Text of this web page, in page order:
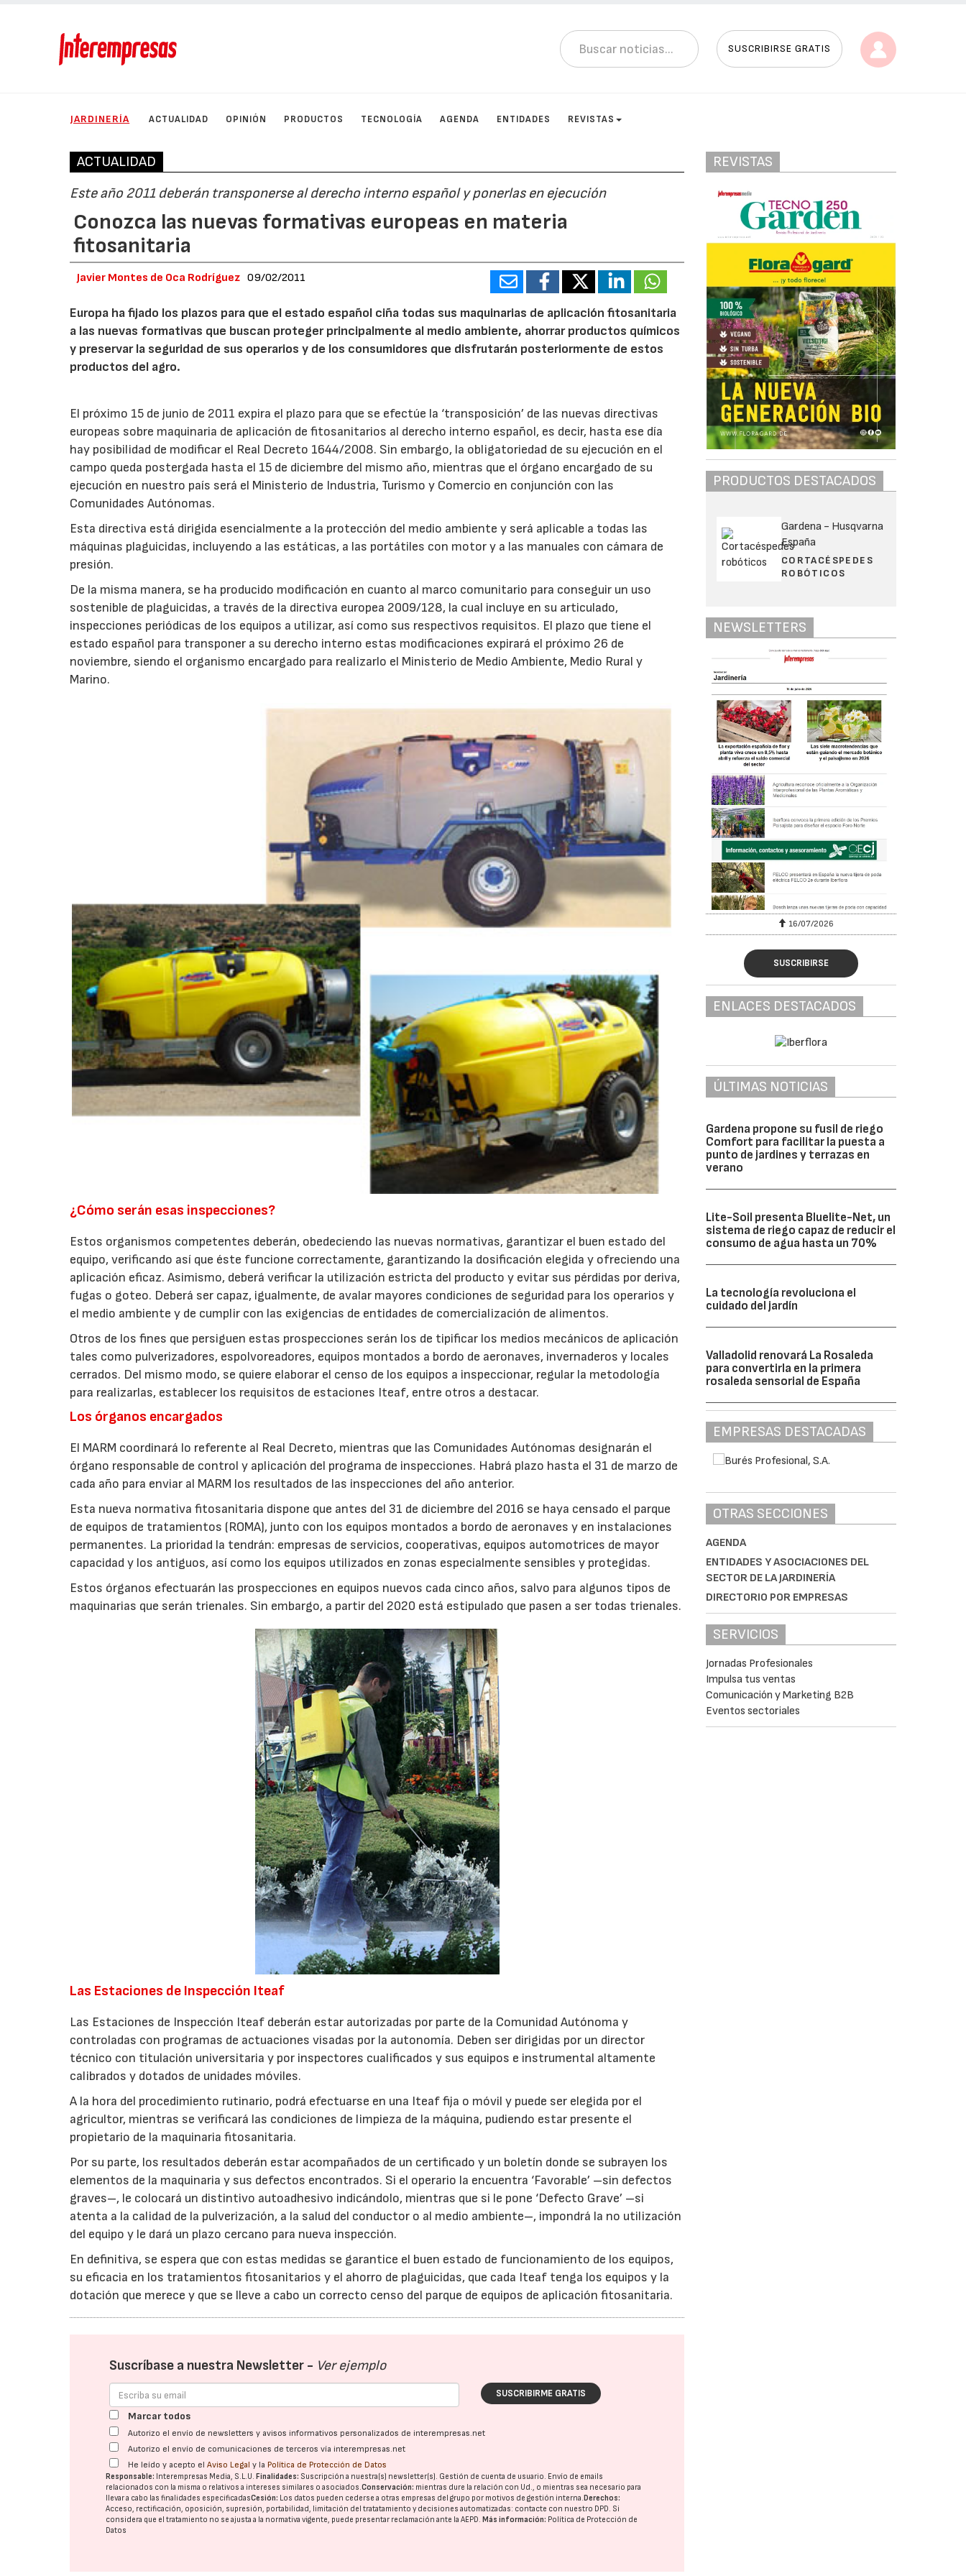
SUSCRIBIRSE GRATIS
JARDINERÍA ACTUALIDAD OPINIÓN PRODUCTOS TECNOLOGÍA AGENDA ENTIDADES REVISTAS
ACTUALIDAD
Este año 2011 deberán transponerse al derecho interno español y ponerlas en ejecución
Conozca las nuevas formativas europeas en materia
fitosanitaria
Javier Montes de Oca Rodríguez 09/02/2011
Europa ha fijado los plazos para que el estado español ciña todas sus maquinarias de aplicación fitosanitaria
a las nuevas formativas que buscan proteger principalmente al medio ambiente, ahorrar productos químicos
y preservar la seguridad de sus operarios y de los consumidores que disfrutarán posteriormente de estos
productos del agro.
El próximo 15 de junio de 2011 expira el plazo para que se efectúe la ‘transposición’ de las nuevas directivas
europeas sobre maquinaria de aplicación de fitosanitarios al derecho interno español, es decir, hasta ese día
hay posibilidad de modificar el Real Decreto 1644/2008. Sin embargo, la obligatoriedad de su ejecución en el
campo queda postergada hasta el 15 de diciembre del mismo año, mientras que el órgano encargado de su
ejecución en nuestro país será el Ministerio de Industria, Turismo y Comercio en conjunción con las
Comunidades Autónomas.
Esta directiva está dirigida esencialmente a la protección del medio ambiente y será aplicable a todas las
máquinas plaguicidas, incluyendo a las estáticas, a las portátiles con motor y a las manuales con cámara de
presión.
De la misma manera, se ha producido modificación en cuanto al marco comunitario para conseguir un uso
sostenible de plaguicidas, a través de la directiva europea 2009/128, la cual incluye en su articulado,
inspecciones periódicas de los equipos a utilizar, así como sus respectivos requisitos. El plazo que tiene el
estado español para transponer a su derecho interno estas modificaciones expirará el próximo 26 de
noviembre, siendo el organismo encargado para realizarlo el Ministerio de Medio Ambiente, Medio Rural y
Marino.
¿Cómo serán esas inspecciones?
Estos organismos competentes deberán, obedeciendo las nuevas normativas, garantizar el buen estado del
equipo, verificando así que éste funcione correctamente, garantizando la dosificación elegida y ofreciendo una
aplicación eficaz. Asimismo, deberá verificar la utilización estricta del producto y evitar sus pérdidas por deriva,
fugas o goteo. Deberá ser capaz, igualmente, de avalar mayores condiciones de seguridad para los operarios y
el medio ambiente y de cumplir con las exigencias de entidades de comercialización de alimentos.
Otros de los fines que persiguen estas prospecciones serán los de tipificar los medios mecánicos de aplicación
tales como pulverizadores, espolvoreadores, equipos montados a bordo de aeronaves, invernaderos y locales
cerrados. Del mismo modo, se quiere elaborar el censo de los equipos a inspeccionar, regular la metodología
para realizarlas, establecer los requisitos de estaciones Iteaf, entre otros a destacar.
Los órganos encargados
El MARM coordinará lo referente al Real Decreto, mientras que las Comunidades Autónomas designarán el
órgano responsable de control y aplicación del programa de inspecciones. Habrá plazo hasta el 31 de marzo de
cada año para enviar al MARM los resultados de las inspecciones del año anterior.
Esta nueva normativa fitosanitaria dispone que antes del 31 de diciembre del 2016 se haya censado el parque
de equipos de tratamientos (ROMA), junto con los equipos montados a bordo de aeronaves y en instalaciones
permanentes. La prioridad la tendrán: empresas de servicios, cooperativas, equipos automotrices de mayor
capacidad y los antiguos, así como los equipos utilizados en zonas especialmente sensibles y protegidas.
Estos órganos efectuarán las prospecciones en equipos nuevos cada cinco años, salvo para algunos tipos de
maquinarias que serán trienales. Sin embargo, a partir del 2020 está estipulado que pasen a ser todas trienales.
Las Estaciones de Inspección Iteaf
Las Estaciones de Inspección Iteaf deberán estar autorizadas por parte de la Comunidad Autónoma y
controladas con programas de actuaciones visadas por la autonomía. Deben ser dirigidas por un director
técnico con titulación universitaria y por inspectores cualificados y sus equipos e instrumental altamente
calibrados y dotados de unidades móviles.
A la hora del procedimiento rutinario, podrá efectuarse en una Iteaf fija o móvil y puede ser elegida por el
agricultor, mientras se verificará las condiciones de limpieza de la máquina, pudiendo estar presente el
propietario de la maquinaria fitosanitaria.
Por su parte, los resultados deberán estar acompañados de un certificado y un boletín donde se subrayen los
elementos de la maquinaria y sus defectos encontrados. Si el operario la encuentra ‘Favorable’ –sin defectos
graves–, le colocará un distintivo autoadhesivo indicándolo, mientras que si le pone ‘Defecto Grave’ –si
atenta a la calidad de la pulverización, a la salud del conductor o al medio ambiente–, impondrá la no utilización
del equipo y le dará un plazo cercano para nueva inspección.
En definitiva, se espera que con estas medidas se garantice el buen estado de funcionamiento de los equipos,
su eficacia en los tratamientos fitosanitarios y el ahorro de plaguicidas, que cada Iteaf tenga los equipos y la
dotación que merece y que se lleve a cabo un correcto censo del parque de equipos de aplicación fitosanitaria.
Suscríbase a nuestra Newsletter - Ver ejemplo
SUSCRIBIRME GRATIS
Marcar todos
Autorizo el envío de newsletters y avisos informativos personalizados de interempresas.net
Autorizo el envío de comunicaciones de terceros vía interempresas.net
He leído y acepto elAviso Legal y la Política de Protección de Datos
Responsable: Interempresas Media, S.L.U. Finalidades: Suscripción a nuestra(s) newsletter(s). Gestión de cuenta de usuario. Envío de emails
relacionados con la misma o relativos a intereses similares o asociados.Conservación: mientras dure la relación con Ud., o mientras sea necesario para
llevar a cabo las finalidades especificadasCesión: Los datos pueden cederse a otras empresas del grupo por motivos de gestión interna. Derechos:
Acceso, rectificación, oposición, supresión, portabilidad, limitación del tratatamiento y decisiones automatizadas: contacte con nuestro DPD. Si
considera que el tratamiento no se ajusta a la normativa vigente, puede presentar reclamación ante laAEPD. Más información: Política de Protección de
Datos
REVISTAS
PRODUCTOS DESTACADOS
Gardena - Husqvarna
España
CORTACÉSPEDES
ROBÓTICOS
NEWSLETTERS
16/07/2026 16/07/2026
SUSCRIBIRSE
ENLACES DESTACADOS
ÚLTIMAS NOTICIAS
Gardena propone su fusil de riego
Comfort para facilitar la puesta a
punto de jardines y terrazas en
verano
Lite-Soil presenta Bluelite-Net, un
sistema de riego capaz de reducir el
consumo de agua hasta un 70%
La tecnología revoluciona el
cuidado del jardín
Valladolid renovará La Rosaleda
para convertirla en la primera
rosaleda sensorial de España
EMPRESAS DESTACADAS
OTRAS SECCIONES
AGENDA
ENTIDADES Y ASOCIACIONES DEL
SECTOR DE LA JARDINERÍA
DIRECTORIO POR EMPRESAS
SERVICIOS
Jornadas Profesionales
Impulsa tus ventas
Comunicación y Marketing B2B
Eventos sectoriales